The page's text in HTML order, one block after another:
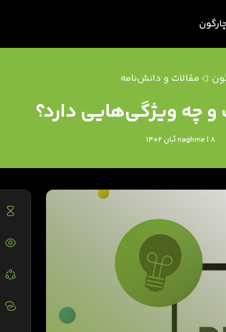
مقالات و دانش‌نامه
و چه ویژگی‌هایی دارد؟
naghme | 8 آبان 1402